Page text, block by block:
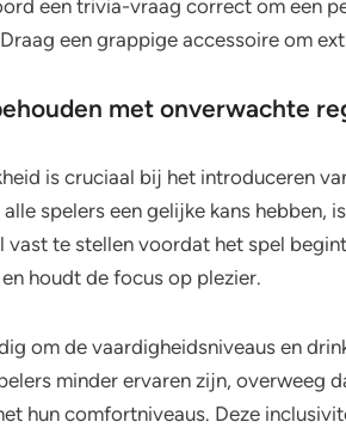
een trivia-vraag correct om een
Draag een grappige accessoire om
met onverwachte
is cruciaal bij het introduceren
spelers een gelijke kans hebben,
vast te stellen voordat het spel
houdt de focus op plezier.
om de vaardigheidsniveaus en
minder ervaren zijn, overweeg
hun comfortniveaus. Deze